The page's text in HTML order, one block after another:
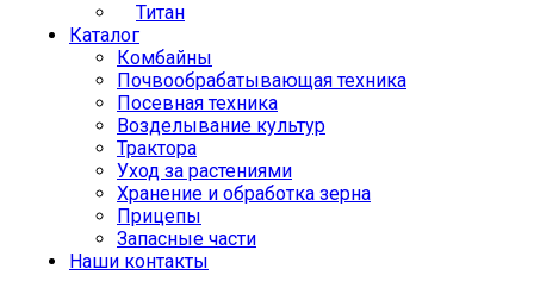
Титан
Каталог
Комбайны
Почвообрабатывающая техника
Посевная техника
Возделывание культур
Трактора
Уход за растениями
Хранение и обработка зерна
Прицепы
Запасные части
Наши контакты